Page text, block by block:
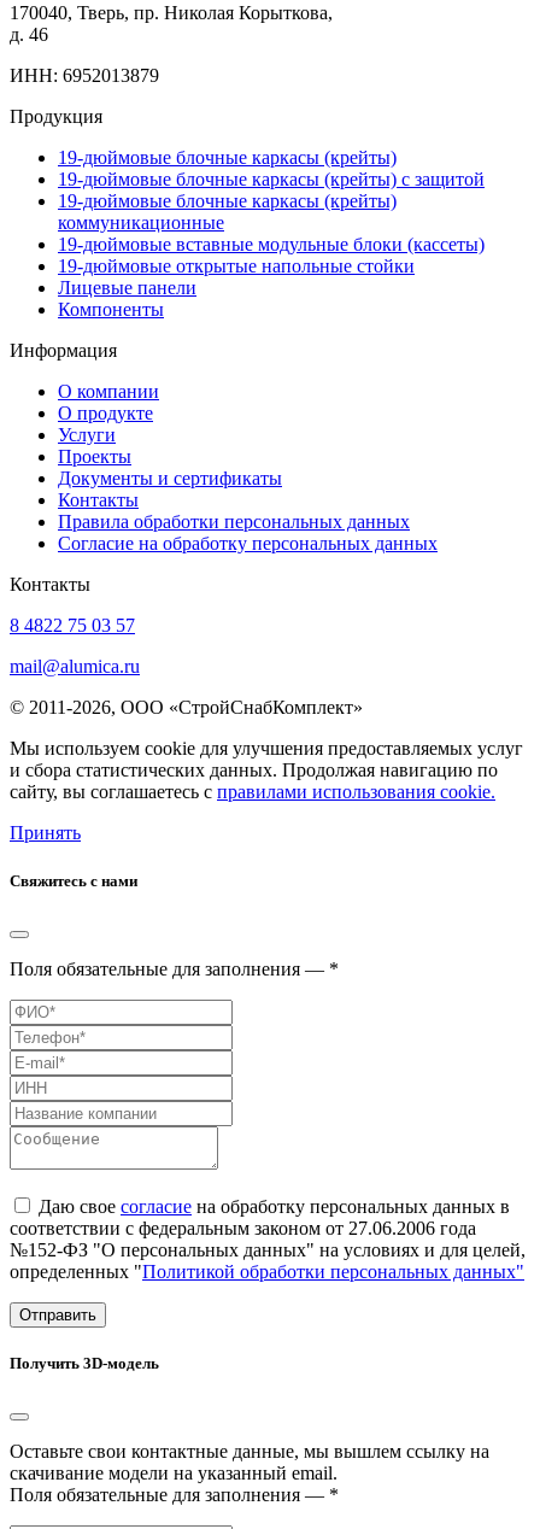
170040, Тверь, пр. Николая Корыткова,
д. 46
ИНН: 6952013879
Продукция
19-дюймовые блочные каркасы (крейты)
19-дюймовые блочные каркасы (крейты) с защитой
19-дюймовые блочные каркасы (крейты)
коммуникационные
19-дюймовые вставные модульные блоки (кассеты)
19-дюймовые открытые напольные стойки
Лицевые панели
Компоненты
Информация
О компании
О продукте
Услуги
Проекты
Документы и сертификаты
Контакты
Правила обработки персональных данных
Согласие на обработку персональных данных
Контакты
8 4822 75 03 57
mail@alumica.ru
© 2011-2026, ООО «СтройСнабКомплект»
Мы используем cookie для улучшения предоставляемых услуг
и сбора статистических данных. Продолжая навигацию по
сайту, вы соглашаетесь с правилами использования cookie.
Принять
Свяжитесь с нами
Поля обязательные для заполнения — *
Даю свое согласие на обработку персональных данных в
соответствии с федеральным законом от 27.06.2006 года
№152-ФЗ "О персональных данных" на условиях и для целей,
определенных "Политикой обработки персональных данных"
Отправить
Получить 3D-модель
Оставьте свои контактные данные, мы вышлем ссылку на
скачивание модели на указанный email.
Поля обязательные для заполнения — *